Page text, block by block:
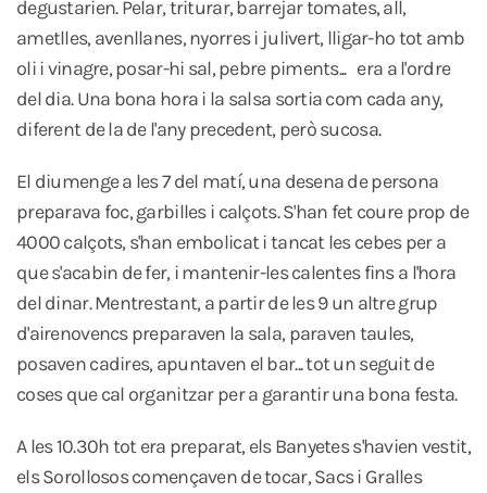
degustarien. Pelar, triturar, barrejar tomates, all,
ametlles, avenllanes, nyorres i julivert, lligar-ho tot amb
oli i vinagre, posar-hi sal, pebre piments... era a l'ordre
del dia. Una bona hora i la salsa sortia com cada any,
diferent de la de l'any precedent, però sucosa.
El diumenge a les 7 del matí, una desena de persona
preparava foc, garbilles i calçots. S'han fet coure prop de
4000 calçots, s'han embolicat i tancat les cebes per a
que s'acabin de fer, i mantenir-les calentes fins a l'hora
del dinar. Mentrestant, a partir de les 9 un altre grup
d'airenovencs preparaven la sala, paraven taules,
posaven cadires, apuntaven el bar... tot un seguit de
coses que cal organitzar per a garantir una bona festa.
A les 10.30h tot era preparat, els Banyetes s'havien vestit,
els Sorollosos començaven de tocar, Sacs i Gralles